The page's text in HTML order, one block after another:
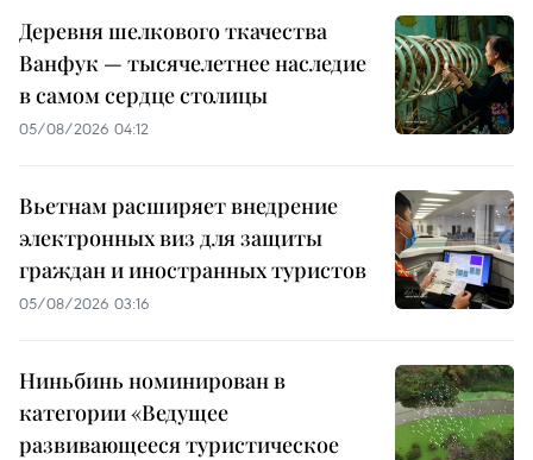
Деревня шелкового ткачества
Ванфук — тысячелетнее наследие
в самом сердце столицы
05/08/2026 04:12
Вьетнам расширяет внедрение
электронных виз для защиты
граждан и иностранных туристов
05/08/2026 03:16
Ниньбинь номинирован в
категории «Ведущее
развивающееся туристическое